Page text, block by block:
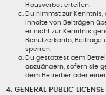
Hausverbot erteilen.
Du nimmst zur
Inhalte von Beiträgen
er nicht zur Kenntnis
Benutzerkonto, Beiträge
sperren.
Du gestattest dem
abzuändern, sofern sie
dem Betreiber oder
4. GENERAL PUBLIC LICENSE